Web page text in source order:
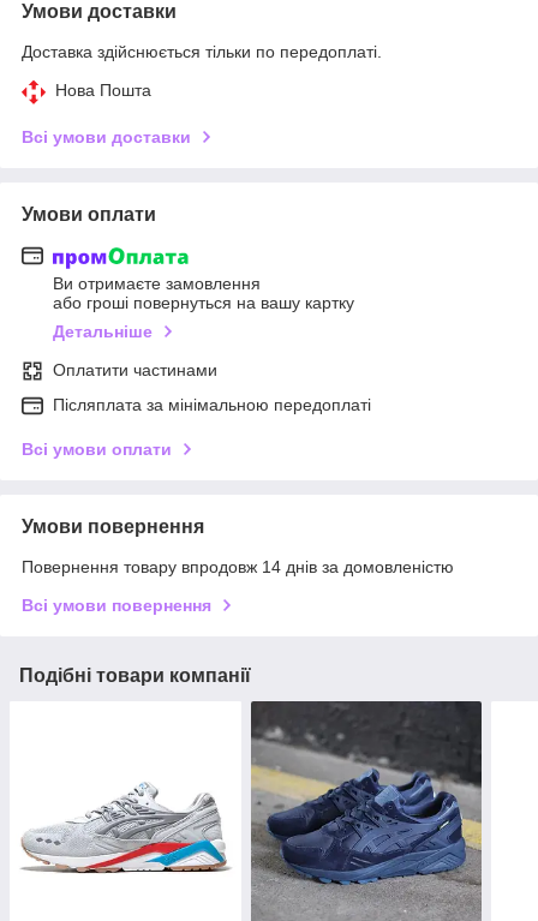
Умови доставки
Доставка здійснюється тільки по передоплаті.
Нова Пошта
Всі умови доставки
Умови оплати
Ви отримаєте замовлення
або гроші повернуться на вашу картку
Детальніше
Оплатити частинами
Післяплата за мінімальною передоплаті
Всі умови оплати
Умови повернення
Повернення товару впродовж 14 днів за домовленістю
Всі умови повернення
Подібні товари компанії